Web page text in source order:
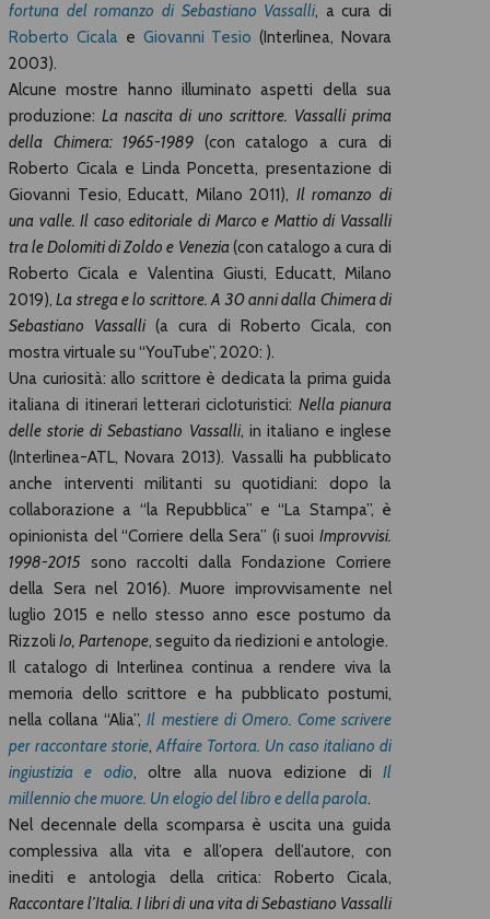
fortuna del romanzo di Sebastiano Vassalli, a cura di
Roberto Cicalae Giovanni Tesio (Interlinea, Novara
2003).
Alcune mostre hanno illuminato aspetti della sua
produzione: La nascita di uno scrittore. Vassalli prima
della Chimera: 1965-1989 (con catalogo a cura di
Roberto Cicala e Linda Poncetta, presentazione di
Giovanni Tesio, Educatt, Milano 2011), Il romanzo di
una valle. Il caso editoriale di Marco e Mattio di Vassalli
tra le Dolomiti di Zoldo e Venezia(con catalogo a cura di
Roberto Cicala e Valentina Giusti, Educatt, Milano
2019),La strega e lo scrittore. A 30 anni dalla Chimera di
Sebastiano Vassalli(a cura di Roberto Cicala, con
mostra virtuale su “YouTube”, 2020: ).
Una curiosità: allo scrittore è dedicata la prima guida
italiana di itinerari letterari cicloturistici: Nella pianura
delle storie di Sebastiano Vassalli, in italiano e inglese
(Interlinea-ATL, Novara 2013). Vassalli ha pubblicato
anche interventi militanti su quotidiani: dopo la
collaborazione a “la Repubblica” e “La Stampa”, è
opinionista del “Corriere della Sera” (i suoi Improvvisi.
1998-2015 sono raccolti dalla Fondazione Corriere
della Sera nel 2016). Muore improvvisamente nel
luglio 2015 e nello stesso anno esce postumo da
Rizzoli Io, Partenope, seguito da riedizioni e antologie.
Il catalogo di Interlinea continua a rendere viva la
memoria dello scrittore e ha pubblicato postumi,
nella collana “Alia”,Il mestiere di Omero. Come scrivere
per raccontare storie,Affaire Tortora. Un caso italiano di
ingiustizia e odio, oltre alla nuova edizione di Il
millennio che muore. Un elogio del libro e della parola.
Nel decennale della scomparsa è uscita una guida
complessiva alla vita e all’opera dell’autore, con
inediti e antologia della critica: Roberto Cicala,
Raccontare l’Italia. I libri di una vita di Sebastiano Vassalli